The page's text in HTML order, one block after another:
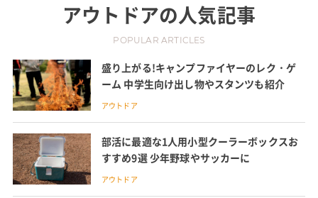
アウトドアの人気記事
POPULAR ARTICLES
盛り上がる!キャンプファイヤーのレク・ゲ
ーム 中学生向け出し物やスタンツも紹介
アウトドア
部活に最適な1人用小型クーラーボックスお
すすめ9選 少年野球やサッカーに
アウトドア